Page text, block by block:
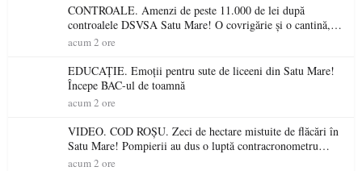
CONTROALE. Amenzi de peste 11.000 de lei după
controalele DSVSA Satu Mare! O covrigărie și o cantină,
sancționate pentru nereguli
acum 2 ore
EDUCAȚIE. Emoții pentru sute de liceeni din Satu Mare!
Începe BAC-ul de toamnă
acum 2 ore
VIDEO. COD ROȘU. Zeci de hectare mistuite de flăcări în
Satu Mare! Pompierii au dus o luptă contracronometru
pentru a salva o pădure de la dezastru
acum 2 ore